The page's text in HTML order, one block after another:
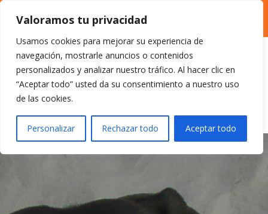
Valoramos tu privacidad
Usamos cookies para mejorar su experiencia de
navegación, mostrarle anuncios o contenidos
personalizados y analizar nuestro tráfico. Al hacer clic en
“Aceptar todo” usted da su consentimiento a nuestro uso
de las cookies.
Personalizar Rechazar todo Aceptar todo
 tucan@veterinariotucan.com